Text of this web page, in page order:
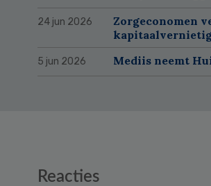
24 jun 2026
Zorgeconomen
5 jun 2026 Mediis neemt
Reacties